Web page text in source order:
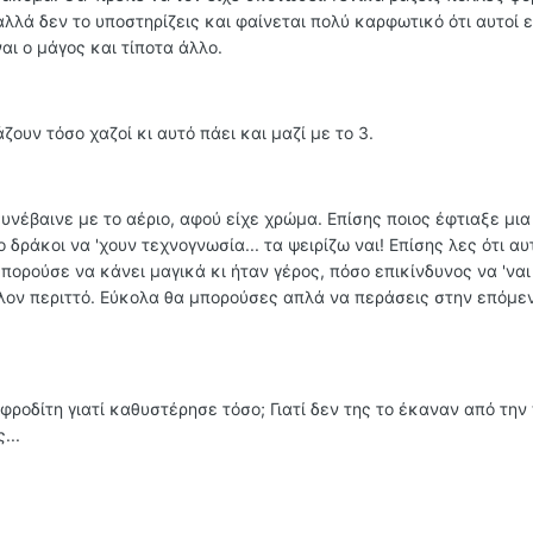
δεν το υποστηρίζεις και φαίνεται πολύ καρφωτικό ότι αυτοί
ο μάγος και τίποτα άλλο.
τόσο χαζοί κι αυτό πάει και μαζί με το 3.
με το αέριο, αφού είχε χρώμα. Επίσης ποιος έφτιαξε μια
να 'χουν τεχνογνωσία... τα ψειρίζω ναι! Επίσης λες ότι
να κάνει μαγικά κι ήταν γέρος, πόσο επικίνδυνος να 'ναι
περιττό. Εύκολα θα μπορούσες απλά να περάσεις στην
γιατί καθυστέρησε τόσο; Γιατί δεν της το έκαναν από